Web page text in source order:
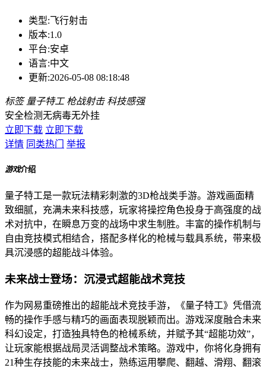
类型:飞行射击
版本:1.0
平台:安卓
语言:中文
更新:2026-05-08 08:18:48
标签 量子特工 枪战射击 科技感强
安全检测无病毒无外挂
立即下载 立即下载
详情 同类热门 举报
游戏介绍
量子特工是一款玩法精彩刺激的3D枪战类手游。游戏画面精
致细腻，充满未来科技感，玩家将操控角色投身于高强度的战
术对抗中，在瞬息万变的战场中求生制胜。丰富的操作机制与
自由竞技模式相结合，搭配多样化的枪械与载具系统，带来极
具沉浸感的超能战斗体验。
未来战士登场：沉浸式超能战术竞技
作为网易重磅推出的超能战术竞技手游，《量子特工》凭借流
畅的操作手感与精巧的画面表现脱颖而出。游戏深度融合未来
科幻设定，打造独具特色的枪械系统，并赋予其“超能功效”，
让玩家能根据战局灵活调整战术策略。游戏中，你将化身拥有
21种生存技能的未来战士，熟练运用攀爬、翻越、滑翔、翻滚